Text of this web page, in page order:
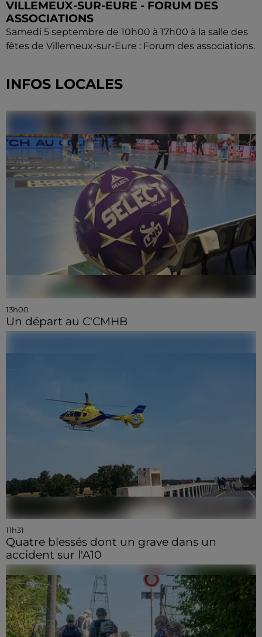
VILLEMEUX-SUR-EURE - FORUM DES
ASSOCIATIONS
Samedi 5 septembre de 10h00 à 17h00 à la salle des
fêtes de Villemeux-sur-Eure : Forum des associations.
INFOS LOCALES
13h00
Un départ au C'CMHB
11h31
Quatre blessés dont un grave dans un
accident sur l'A10